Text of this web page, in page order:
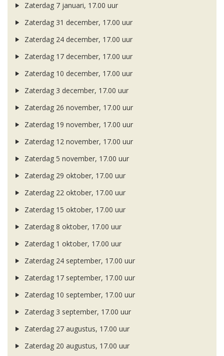
Zaterdag 7 januari, 17.00 uur
Zaterdag 31 december, 17.00 uur
Zaterdag 24 december, 17.00 uur
Zaterdag 17 december, 17.00 uur
Zaterdag 10 december, 17.00 uur
Zaterdag 3 december, 17.00 uur
Zaterdag 26 november, 17.00 uur
Zaterdag 19 november, 17.00 uur
Zaterdag 12 november, 17.00 uur
Zaterdag 5 november, 17.00 uur
Zaterdag 29 oktober, 17.00 uur
Zaterdag 22 oktober, 17.00 uur
Zaterdag 15 oktober, 17.00 uur
Zaterdag 8 oktober, 17.00 uur
Zaterdag 1 oktober, 17.00 uur
Zaterdag 24 september, 17.00 uur
Zaterdag 17 september, 17.00 uur
Zaterdag 10 september, 17.00 uur
Zaterdag 3 september, 17.00 uur
Zaterdag 27 augustus, 17.00 uur
Zaterdag 20 augustus, 17.00 uur